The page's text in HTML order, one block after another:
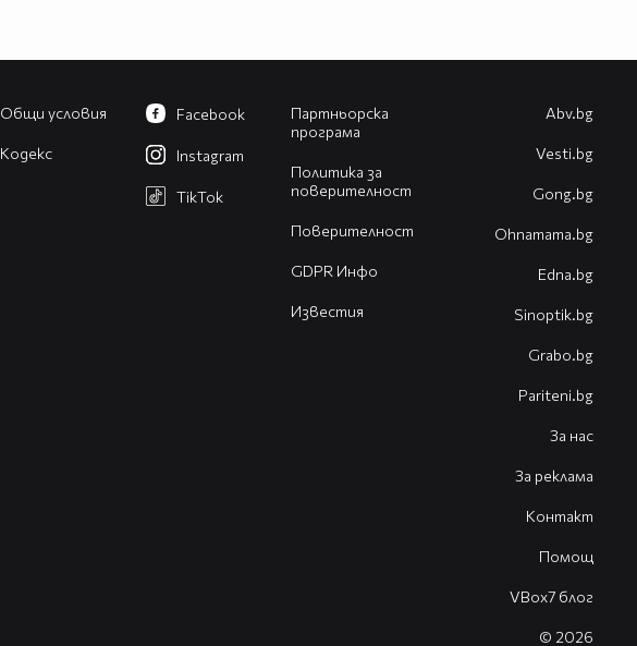
Общи условия
Кодекс
Партньорска
програма
Политика за
поверителност
Поверителност
GDPR Инфо
Известия
Facebook
Instagram
TikTok
Abv.bg
Vesti.bg
Gong.bg
Оhnamama.bg
Edna.bg
Sinoptik.bg
Grabo.bg
Pariteni.bg
За нас
За реклама
Контакт
Помощ
VBox7 блог
© 2026